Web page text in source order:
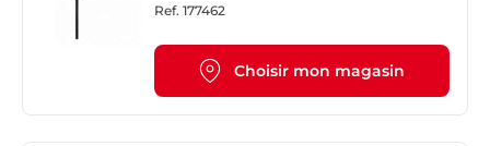
Ref. 177462
Choisir mon magasin